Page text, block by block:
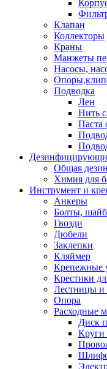
Клапан
Коллекторы
Краны
Манжеты
Насосы,
Подводка
Лен
Нить
Паста
Общая
Химия для
Инструмент и
Анкеры
Болты,
Гвозди
Дюбели
Заклепки
Кляймер
Крепежные
Крестики
Лестницы и
Опора
Расходные
Диск
Круги